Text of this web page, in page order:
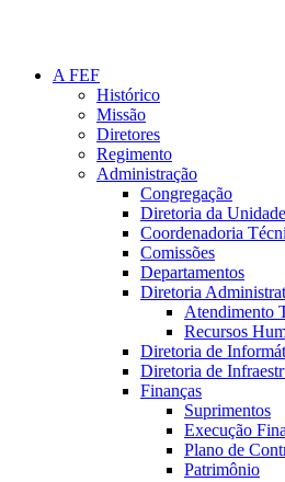
A FEF
Histórico
Missão
Diretores
Regimento
Administração
Congregação
Diretoria da Unidade
Coordenadoria
Comissões
Departamentos
Diretoria
Atendimento
Recursos
Diretoria de
Diretoria de
Finanças
Suprimentos
Execução
Plano de
Patrimônio